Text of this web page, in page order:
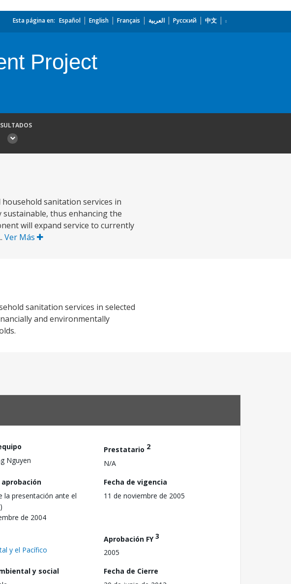
Esta página en: Español English Français العربية Русский 中文
Project
sanitation services in
thus enhancing the
will expand service to currently
Ver Más
sanitation services in selected
and environmentally
Nguyen
Prestatario 2
N/A
aprobación
la presentación ante el
de 2004
Fecha de vigencia
11 de noviembre de 2005
y el Pacífico
Aprobación FY3
2005
y social
Fecha de Cierre